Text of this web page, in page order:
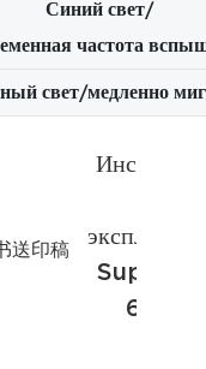
Синий свет/
частота
свет/медленно
Инструкция
Supereye-
6027.